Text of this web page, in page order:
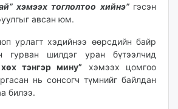
хэмээх тоглолтоо хийнэ” гэсэн
авсан юм.
урлагт хэдийнээ өөрсдийн байр
гурван шилдэг уран бүтээлчид
тэнгэр мину” хэмээх цомгоо
нь сонсогч түмнийг байлдан
билээ.